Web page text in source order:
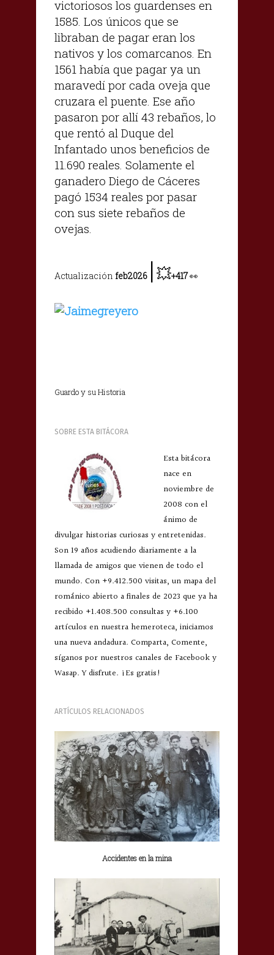
victoriosos los guardenses en
1585. Los únicos que se
libraban de pagar eran los
nativos y los comarcanos. En
1561 había que pagar ya un
maravedí por cada oveja que
cruzara el puente. Ese año
pasaron por allí 43 rebaños, lo
que rentó al Duque del
Infantado unos beneficios de
11.690 reales. Solamente el
ganadero Diego de Cáceres
pagó 1534 reales por pasar
con sus siete rebaños de
ovejas.
Actualización feb2026 |💥+417👀
Guardo y su Historia
SOBRE ESTA BITÁCORA
Esta bitácora
nace en
noviembre de
2008 con el
ánimo de
divulgar historias curiosas y entretenidas.
Son 19 años acudiendo diariamente a la
llamada de amigos que vienen de todo el
mundo. Con +9.412.500 visitas, un mapa del
románico abierto a finales de 2023 que ya ha
recibido +1.408.500 consultas y +6.100
artículos en nuestra hemeroteca, iniciamos
una nueva andadura. Comparta, Comente,
síganos por nuestros canales de Facebook y
Wasap. Y disfrute. ¡Es gratis!
ARTÍCULOS RELACIONADOS
Accidentes en la mina